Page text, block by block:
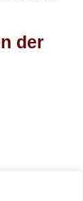
der